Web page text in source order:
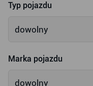
Typ pojazdu
dowolny
Marka pojazdu
dowolny